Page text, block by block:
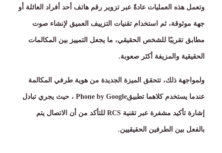
وتعمل هذه العمليات عادةً عبر تزوير رقم هاتف أحد أفراد العائلة أو
جهة موثوقة، ثم استخدام تقنيات التزييف العميق لإنشاء صوت
مطابق تقريبًا للشخص الحقيقي، ما يجعل التمييز بين المكالمات
الحقيقية والمزيفة أكثر صعوبة.
ولمواجهة ذلك، تتحقق الميزة الجديدة من هوية طرفي المكالمة
عندما يستخدم كلاهما تطبيقPhone by Google ، حيث يجري تبادل
إشارة تأكيد مشفرة عبر تقنية RCS للتأكد من أن الاتصال يتم
بالفعل بين الطرفين الحقيقيين.